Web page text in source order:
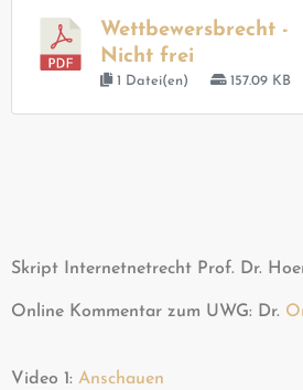
Wettbewersbrecht -
Nicht frei
1 Datei(en) 157.09 KB
Skript Internetnetrecht Prof. Dr.
Online Kommentar zum UWG: Dr.
Video 1: Anschauen